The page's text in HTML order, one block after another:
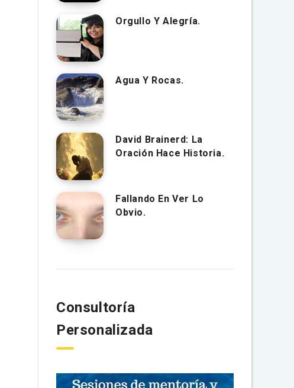
Orgullo Y Alegría.
Agua Y Rocas.
David Brainerd: La
Oración Hace Historia.
Fallando En Ver Lo
Obvio.
Consultoría
Personalizada